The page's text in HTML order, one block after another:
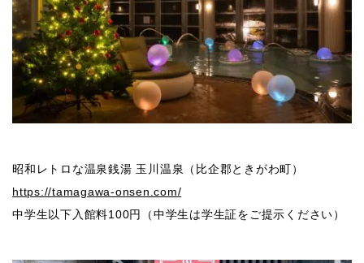
昭和レトロな温泉銭湯 玉川温泉（比企郡ときがわ町）
https://tamagawa-onsen.com/
中学生以下入館料100円（中学生は学生証をご提示ください）